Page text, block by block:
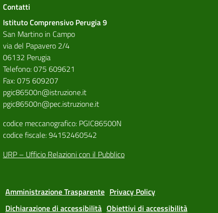
Contatti
Istituto Comprensivo Perugia 9
San Martino in Campo
via del Papavero 2/4
06132 Perugia
Telefono: 075 609621
Fax: 075 609207
pgic86500n@istruzione.it
pgic86500n@pec.istruzione.it
codice meccanografico: PGIC86500N
codice fiscale: 94152460542
URP – Ufficio Relazioni con il Pubblico
Amministrazione Trasparente Privacy Policy
Dichiarazione di accessibilità Obiettivi di accessibilità